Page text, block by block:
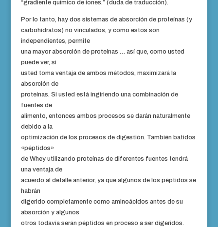
“gradiente químico de iones.” (duda de traducción).
Por lo tanto, hay dos sistemas de absorción de proteínas (y
carbohidratos) no vinculados, y como estos son
independientes, permite
una mayor absorción de proteínas … así que, como usted
puede ver, si
usted toma ventaja de ambos métodos, maximizará la
absorción de
proteínas. Si usted está ingiriendo una combinación de
fuentes de
alimento, entonces ambos procesos se darán naturalmente
debido a la
optimización de los procesos de digestión. También batidos
«péptidos»
de Whey utilizando proteínas de diferentes fuentes tendrá
una ventaja de
acuerdo al detalle anterior, ya que algunos de los péptidos se
habrán
digerido completamente como aminoácidos antes de su
absorción y algunos
otros todavía serán péptidos en proceso a ser digeridos.